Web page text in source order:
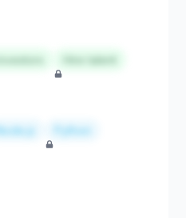
Hire talent
Node.js Python